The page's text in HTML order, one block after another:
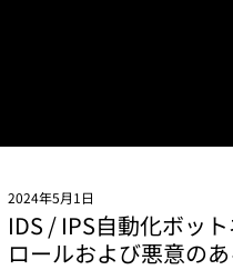
IDS / IPS自動化ボッ
ロールおよび悪意の
2024年5月1日